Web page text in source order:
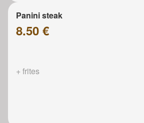
Panini steak
8.50 €
+ frites